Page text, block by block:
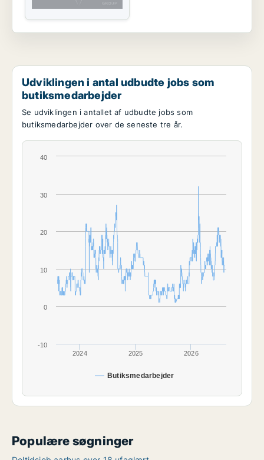
Udviklingen i antal udbudte jobs som
butiksmedarbejder
Se udviklingen i antallet af udbudte jobs som
butiksmedarbejder over de seneste tre år.
Butiksmedarbejder
2024 2025 2026
0
10
20
30
-10
40
Populære søgninger